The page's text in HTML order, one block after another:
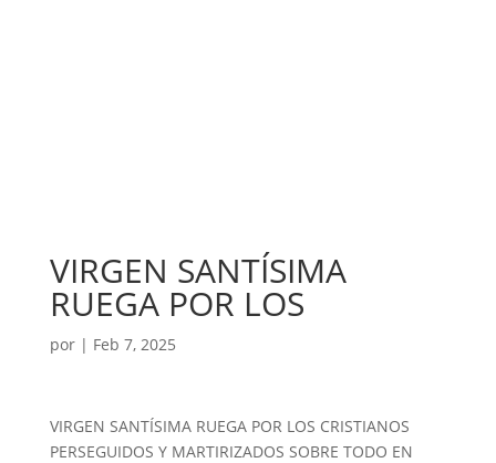
VIRGEN SANTÍSIMA
RUEGA POR LOS
por | Feb 7, 2025
VIRGEN SANTÍSIMA RUEGA POR LOS CRISTIANOS
PERSEGUIDOS Y MARTIRIZADOS SOBRE TODO EN